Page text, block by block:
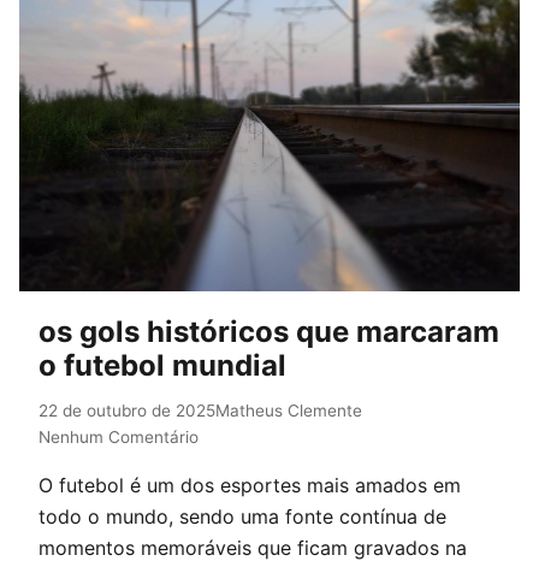
os gols históricos que marcaram
o futebol mundial
22 de outubro de 2025Matheus Clemente
Nenhum Comentário
O futebol é um dos esportes mais amados em
todo o mundo, sendo uma fonte contínua de
momentos memoráveis que ficam gravados na